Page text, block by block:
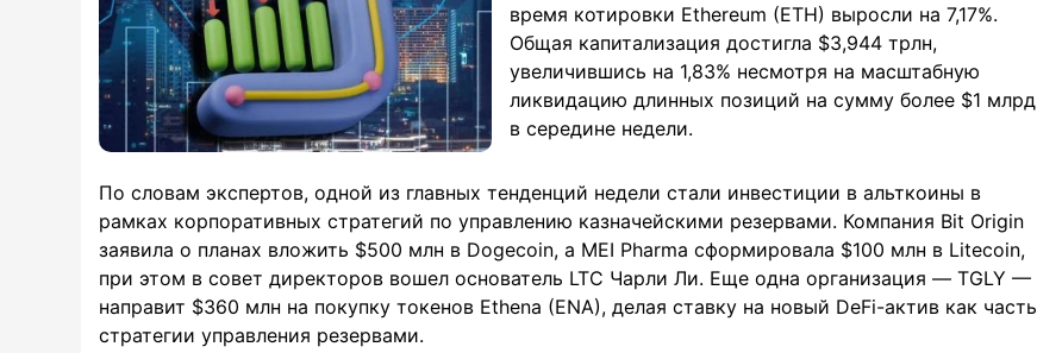
время котировки Ethereum (ETH) выросли на 7,17%.
Общая капитализация достигла $3,944 трлн,
увеличившись на 1,83% несмотря на масштабную
ликвидацию длинных позиций на сумму более $1 млрд
в середине недели.
По словам экспертов, одной из главных тенденций недели стали инвестиции в альткоины в
рамках корпоративных стратегий по управлению казначейскими резервами. Компания Bit Origin
заявила о планах вложить $500 млн в Dogecoin, а MEI Pharma сформировала $100 млн в Litecoin,
при этом в совет директоров вошел основатель LTC Чарли Ли. Еще одна организация — TGLY —
направит $360 млн на покупку токенов Ethena (ENA), делая ставку на новый DeFi-актив как часть
стратегии управления резервами.